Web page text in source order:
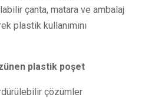
çanta, matara ve ambalaj
plastik kullanımını
plastik poşet
çözümler